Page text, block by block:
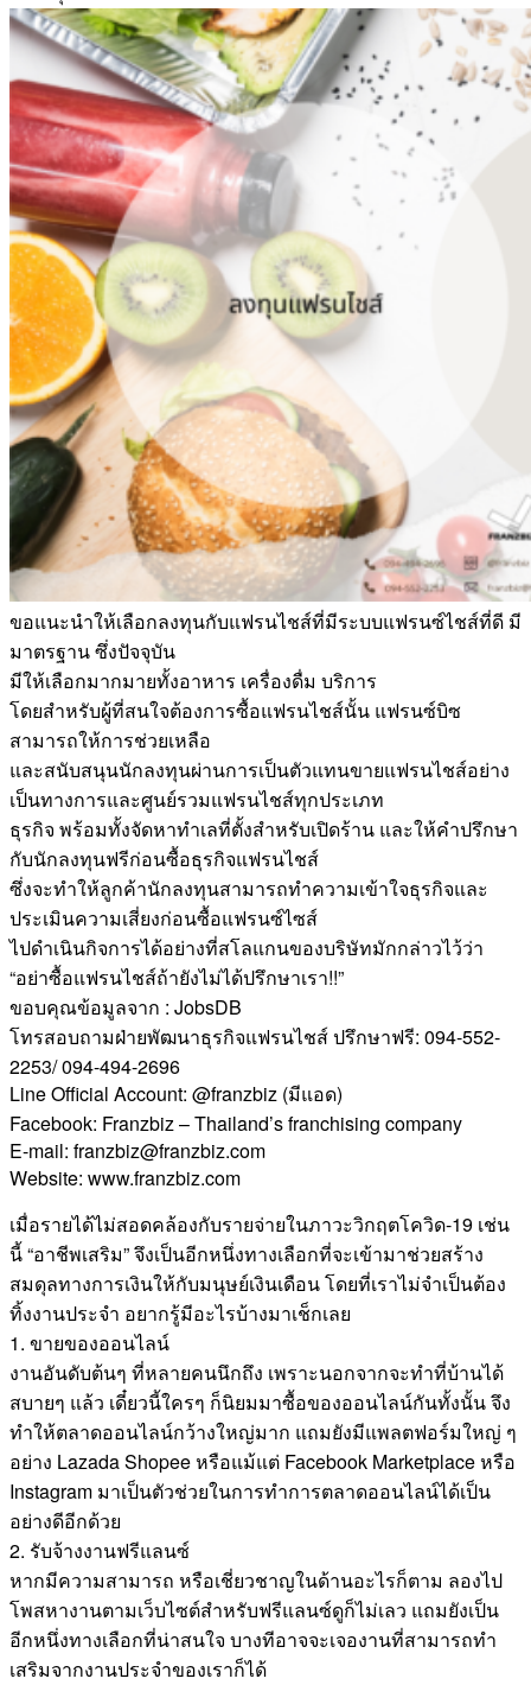
ขอแนะนำให้เลือกลงทุนกับแฟรนไชส์ที่มีระบบแฟรนซ์ไชส์ที่ดี มี
มาตรฐาน ซึ่งปัจจุบัน
มีให้เลือกมากมายทั้งอาหาร เครื่องดื่ม บริการ
โดยสำหรับผู้ที่สนใจต้องการซื้อแฟรนไชส์นั้น แฟรนซ์บิซ
สามารถให้การช่วยเหลือ
และสนับสนุนนักลงทุนผ่านการเป็นตัวแทนขายแฟรนไชส์อย่าง
เป็นทางการและศูนย์รวมแฟรนไชส์ทุกประเภท
ธุรกิจ พร้อมทั้งจัดหาทำเลที่ตั้งสำหรับเปิดร้าน และให้คำปรึกษา
กับนักลงทุนฟรีก่อนซื้อธุรกิจแฟรนไชส์
ซึ่งจะทำให้ลูกค้านักลงทุนสามารถทำความเข้าใจธุรกิจและ
ประเมินความเสี่ยงก่อนซื้อแฟรนซ์ไซส์
ไปดำเนินกิจการได้อย่างที่สโลแกนของบริษัทมักกล่าวไว้ว่า
“อย่าซื้อแฟรนไชส์ถ้ายังไม่ได้ปรึกษาเรา!!”
ขอบคุณข้อมูลจาก : JobsDB
โทรสอบถามฝ่ายพัฒนาธุรกิจแฟรนไชส์ ปรึกษาฟรี: 094-552-
2253/ 094-494-2696
Line Official Account: @franzbiz (มีแอด)
Facebook: Franzbiz – Thailand’s franchising company
E-mail: franzbiz@franzbiz.com
Website: www.franzbiz.com
เมื่อรายได้ไม่สอดคล้องกับรายจ่ายในภาวะวิกฤตโควิด-19 เช่น
นี้ “อาชีพเสริม” จึงเป็นอีกหนึ่งทางเลือกที่จะเข้ามาช่วยสร้าง
สมดุลทางการเงินให้กับมนุษย์เงินเดือน โดยที่เราไม่จำเป็นต้อง
ทิ้งงานประจำ อยากรู้มีอะไรบ้างมาเช็กเลย
1. ขายของออนไลน์
งานอันดับต้นๆ ที่หลายคนนึกถึง เพราะนอกจากจะทำที่บ้านได้
สบายๆ แล้ว เดี๋ยวนี้ใครๆ ก็นิยมมาซื้อของออนไลน์กันทั้งนั้น จึง
ทำให้ตลาดออนไลน์กว้างใหญ่มาก แถมยังมีแพลตฟอร์มใหญ่ ๆ
อย่าง Lazada Shopee หรือแม้แต่ Facebook Marketplace หรือ
Instagram มาเป็นตัวช่วยในการทำการตลาดออนไลน์ได้เป็น
อย่างดีอีกด้วย
2. รับจ้างงานฟรีแลนซ์
หากมีความสามารถ หรือเชี่ยวชาญในด้านอะไรก็ตาม ลองไป
โพสหางานตามเว็บไซต์สำหรับฟรีแลนซ์ดูก็ไม่เลว แถมยังเป็น
อีกหนึ่งทางเลือกที่น่าสนใจ บางทีอาจจะเจองานที่สามารถทำ
เสริมจากงานประจำของเราก็ได้